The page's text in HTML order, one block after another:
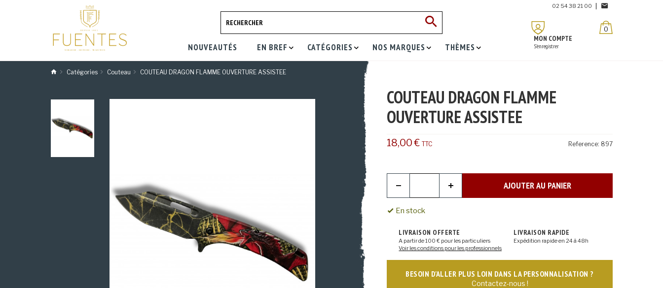
NOUVEAUTÉS EN BREF CATÉGORIES NOS MARQUES THÈMES
02 54 38 21 00
MON COMPTE
S'enregistrer
0
Catégories Couteau COUTEAU DRAGON FLAMME OUVERTURE ASSISTEE
COUTEAU DRAGON FLAMME
OUVERTURE ASSISTEE
18,00 €TTC Reference: 897
AJOUTER AU PANIER
En stock
LIVRAISON OFFERTE
A partir de 100 € pour les particuliers
Voir les conditions pour les professionnels
LIVRAISON RAPIDE
Expédition rapide en 24 à 48h
BESOIN D'ALLER PLUS LOIN DANS LA PERSONNALISATION ?
Contactez-nous !